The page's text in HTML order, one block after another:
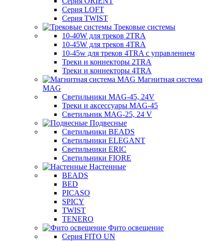
Серия LOFT
Серия TWIST
Трековые системы
10-40W для треков 2TRA
10-45W для треков 4TRA
10-45w для треков 4TRA с управлением
Треки и коннекторы 2TRA
Треки и коннекторы 4TRA
Магнитная система
MAG
Светильники MAG-45, 24V
Треки и аксессуары MAG-45
Светильник MAG-25, 24 V
Подвесные
Светильники BEADS
Светильники ELEGANT
Светильники ERIC
Светильники FIORE
Настенные
BEADS
BED
PICASO
SPICY
TWIST
TENERO
Фито освещение
Серия FITO UN